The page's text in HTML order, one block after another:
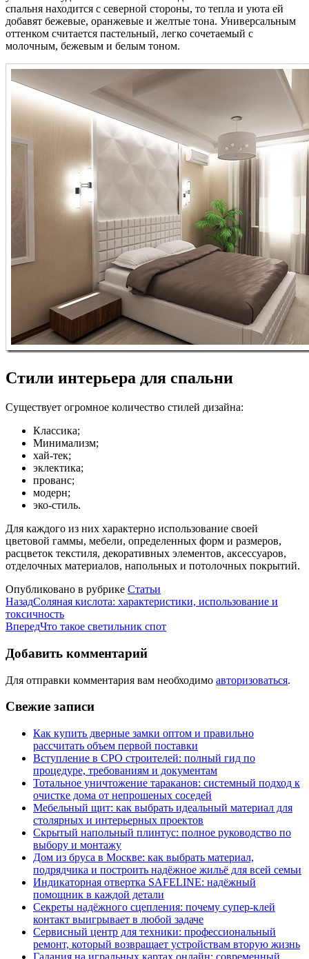
спальня находится с северной стороны, то тепла и уюта ей
добавят бежевые, оранжевые и желтые тона. Универсальным
оттенком считается пастельный, легко сочетаемый с
молочным, бежевым и белым тоном.
Стили интерьера для спальни
Существует огромное количество стилей дизайна:
Классика;
Минимализм;
хай-тек;
эклектика;
прованс;
модерн;
эко-стиль.
Для каждого из них характерно использование своей
цветовой гаммы, мебели, определенных форм и размеров,
расцветок текстиля, декоративных элементов, аксессуаров,
отделочных материалов, напольных и потолочных покрытий.
Опубликовано в рубрике Статьи
НазадСоляная кислота: характеристики, использование и
токсичность
ВпередЧто такое светильник спот
Добавить комментарий
Для отправки комментария вам необходимо авторизоваться.
Свежие записи
Как купить дверные замки оптом и правильно
рассчитать объем первой поставки
Вступление в СРО строителей: полный гид по
процедуре, требованиям и документам
Тотальное уничтожение тараканов: системный подход к
очистке дома от непрошеных соседей
Мебельный щит: как выбрать идеальный материал для
столярных и интерьерных проектов
Скрытый напольный плинтус: полное руководство по
выбору и монтажу
Дом из бруса в Москве: как выбрать материал,
подрядчика и построить надёжное жильё для всей семьи
Индикаторная отвертка SAFELINE: надёжный
помощник в каждой детали
Секреты надёжного сцепления: почему супер‑клей
контакт выигрывает в любой задаче
Сервисный центр для техники: профессиональный
ремонт, который возвращает устройствам вторую жизнь